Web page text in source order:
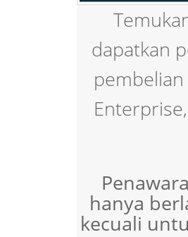
dapatkan
hanya
kecuali